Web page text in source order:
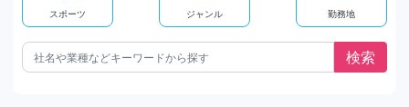
スポーツ ジャンル 勤務地